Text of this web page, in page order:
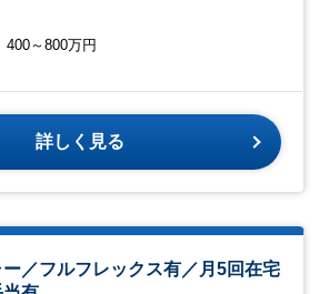
400～800万円
詳しく見る
／フルフレックス有／月5回在宅